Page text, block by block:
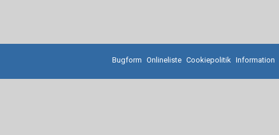
Bugform Onlineliste Cookiepolitik Information